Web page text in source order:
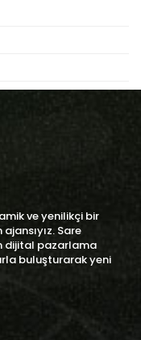
ve yenilikçi bir
Sare
dijital pazarlama
buluşturarak yeni